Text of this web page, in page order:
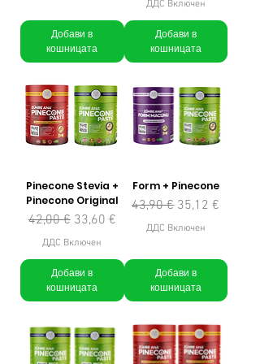
Добави в
кошницата
ДДС Включен
Добави в
кошницата
Pinecone Stevia +
Pinecone Original
Редовна цена
42,00 € Продажна цена
33,60 €
ДДС Включен
Добави в
кошницата
Form + Pinecone
Редовна цена
43,90 € Продажна цена
35,12 €
ДДС Включен
Добави в
кошницата